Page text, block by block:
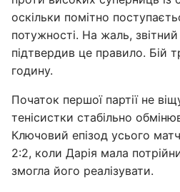
оскільки помітно
потужності. На жаль,
підтвердив це правило. Бій
годину.
Початок першої партії не
тенісистки стабільно
Ключовий епізод усього
2:2, коли Дарія мала
змогла його реалізувати.